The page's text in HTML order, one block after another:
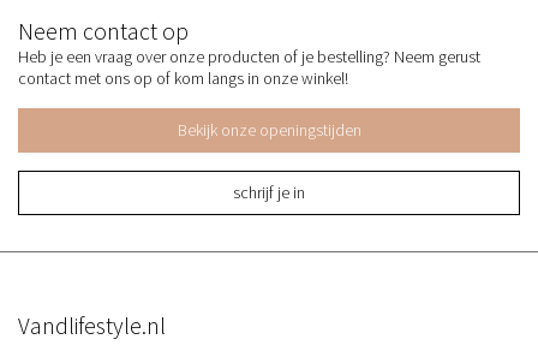
Neem contact op
Heb je een vraag over onze producten of je bestelling? Neem gerust
contact met ons op of kom langs in onze winkel!
Bekijk onze openingstijden
schrijf je in
Vandlifestyle.nl